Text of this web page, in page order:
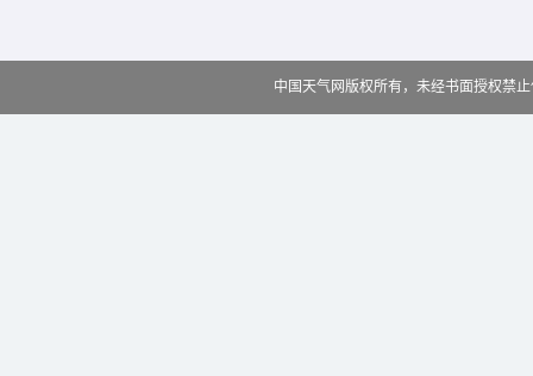
中国天气网版权所有，未经书面授权